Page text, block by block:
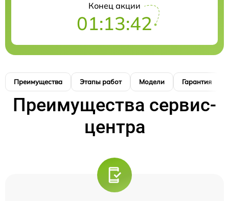
Конец акции
01:13:42
Преимущества Этапы работ Модели Гарантия
Преимущества сервис-
центра